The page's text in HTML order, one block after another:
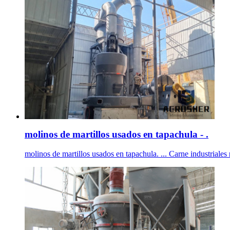
molinos de martillos usados en tapachula - .
molinos de martillos usados en tapachula. ... Carne